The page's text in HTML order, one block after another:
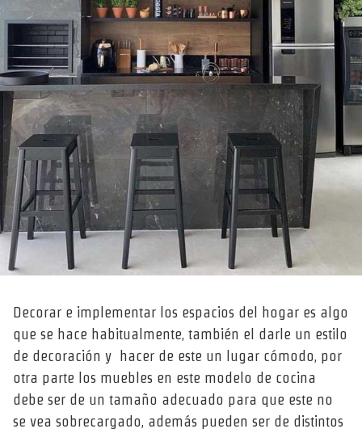
Decorar e implementar los espacios del hogar es algo
que se hace habitualmente, también el darle un estilo
de decoración y hacer de este un lugar cómodo, por
otra parte los muebles en este modelo de cocina
debe ser de un tamaño adecuado para que este no
se vea sobrecargado, además pueden ser de distintos